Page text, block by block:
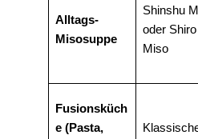
Alltags-
Misosuppe
Shinshu
oder Shiro
Miso
Fusionsküch
e (Pasta,